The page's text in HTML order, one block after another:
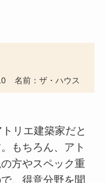
名前：ザ・ハウス
リエ建築家だと
もちろん、アト
方やスペック重
、得意分野を聞